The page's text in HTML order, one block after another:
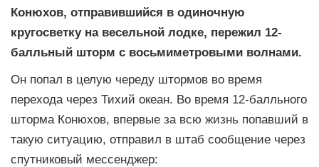
Конюхов, отправившийся в одиночную
кругосветку на весельной лодке, пережил 12-
балльный шторм с восьмиметровыми волнами.
Он попал в целую череду штормов во время
перехода через Тихий океан. Во время 12-балльного
шторма Конюхов, впервые за всю жизнь попавший в
такую ситуацию, отправил в штаб сообщение через
спутниковый мессенджер: